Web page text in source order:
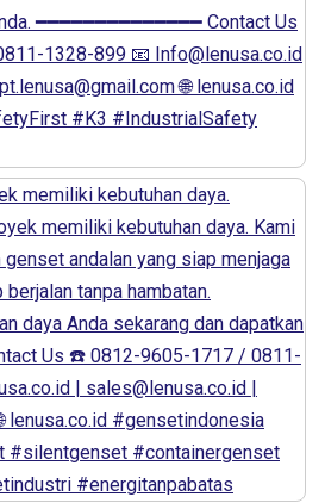
memiliki kebutuhan daya.